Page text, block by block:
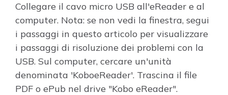
Collegare il cavo micro USB all'eReader e al
computer. Nota: se non vedi la finestra, segui
i passaggi in questo articolo per visualizzare
i passaggi di risoluzione dei problemi con la
USB. Sul computer, cercare un'unità
denominata 'KoboeReader'. Trascina il file
PDF o ePub nel drive "Kobo eReader".